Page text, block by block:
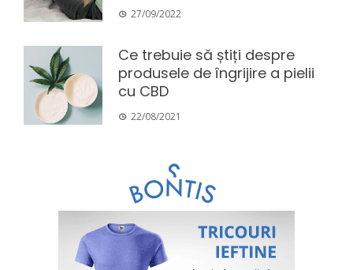
27/09/2022
Ce trebuie să știți despre
produsele de îngrijire a pielii
cu CBD
22/08/2021